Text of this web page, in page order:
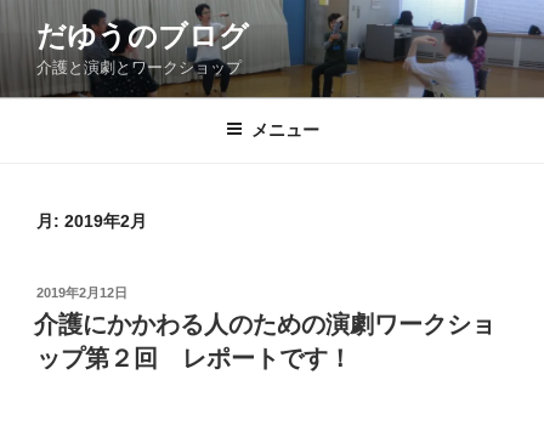
ン
だゆうのブログ
介護と演劇とワークショップ
メニュー
月: 2019年2月
投
稿
日:
2019年2月12日
介護にかかわる人のための演劇ワークショ
ップ第２回 レポートです！